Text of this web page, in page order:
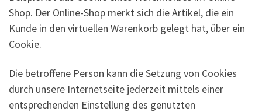
Shop. Der Online-Shop merkt sich die Artikel, die ein
Kunde in den virtuellen Warenkorb gelegt hat, über ein
Cookie.
Die betroffene Person kann die Setzung von Cookies
durch unsere Internetseite jederzeit mittels einer
entsprechenden Einstellung des genutzten